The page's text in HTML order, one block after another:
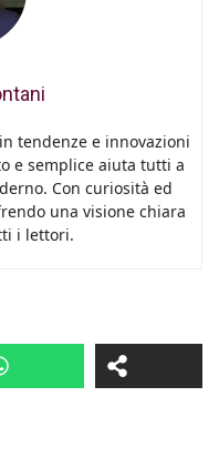
tendenze e innovazioni
e semplice aiuta tutti a
Con curiosità ed
una visione chiara
i lettori.